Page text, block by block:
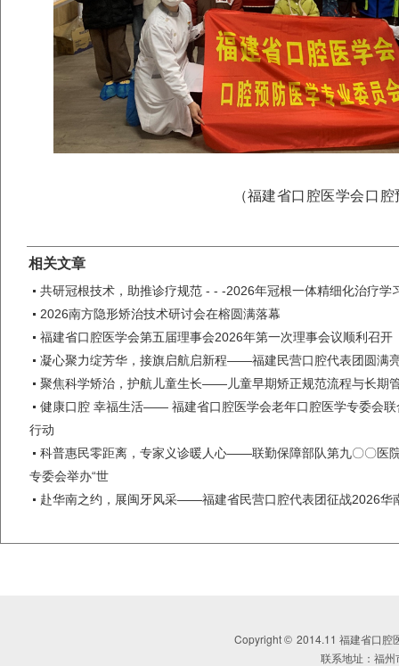
（福建省口腔医学会口
相关文章
共研冠根技术，助推诊疗规范 - - -2026年冠根一体精细化治疗学
2026南方隐形矫治技术研讨会在榕圆满落幕
福建省口腔医学会第五届理事会2026年第一次理事会议顺利召开
凝心聚力绽芳华，接旗启航启新程——福建民营口腔代表团圆满
聚焦科学矫治，护航儿童生长——儿童早期矫正规范流程与长期
健康口腔 幸福生活—— 福建省口腔医学会老年口腔医学专委会
行动
科普惠民零距离，专家义诊暖人心——联勤保障部队第九〇〇医
专委会举办“世
赴华南之约，展闽牙风采——福建省民营口腔代表团征战2026华
Copyright © 2014.11 福建省口腔
联系地址：福